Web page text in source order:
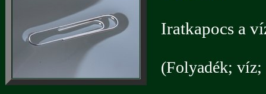
Iratkapocs a
(Folyadék; víz;